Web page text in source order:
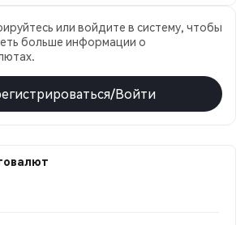
или войдите в систему, чтобы
больше информации о
Войти